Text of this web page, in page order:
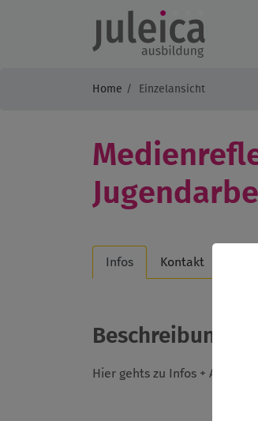
Home Einzelansicht
Infos Kontakt
Beschreibung
Hier gehts zu Infos +